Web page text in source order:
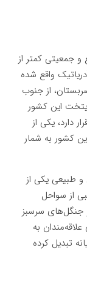
کیلومتر مربع و جمعیتی کمتر از
آدریاتیک واقع شده
از جنوب
این کشور
دارد، یکی از
کشور به شمار
و طبیعی یکی از
از سواحل
جنگل‌های سرسبز
به
تبدیل کرده